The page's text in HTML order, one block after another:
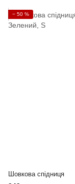
− 50 %
Шовкова спідниця